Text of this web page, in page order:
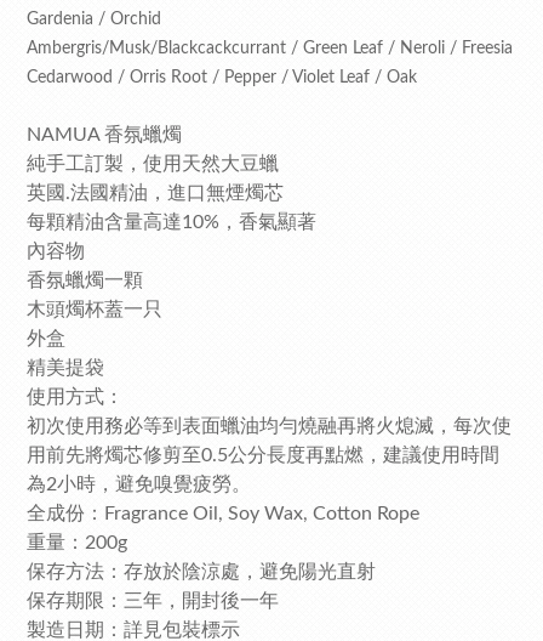
Gardenia / Orchid
Ambergris/Musk/Blackcackcurrant / Green Leaf / Neroli / Freesia
Cedarwood / Orris Root / Pepper / Violet Leaf / Oak
NAMUA 香氛蠟燭
純手工訂製，使用天然大豆蠟
英國.法國精油，進口無煙燭芯
每顆精油含量高達10%，香氣顯著
內容物
香氛蠟燭一顆
木頭燭杯蓋一只
外盒
精美提袋
使用方式：
初次使用務必等到表面蠟油均勻燒融再將火熄滅，每次使
用前先將燭芯修剪至0.5公分長度再點燃，建議使用時間
為2小時，避免嗅覺疲勞。
全成份：Fragrance Oil, Soy Wax, Cotton Rope
重量：200g
保存方法：存放於陰涼處，避免陽光直射
保存期限：三年，開封後一年
製造日期：詳見包裝標示